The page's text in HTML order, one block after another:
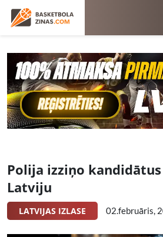
Polija izziņo
Latviju
LATVIJAS IZLASE 02.februāris,